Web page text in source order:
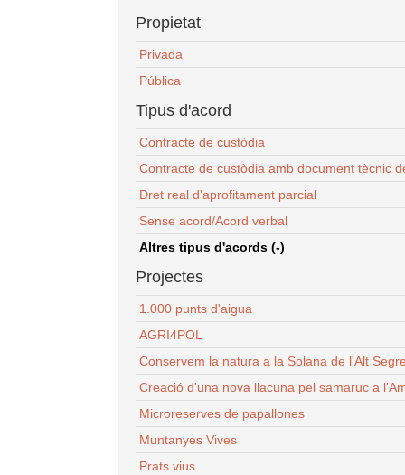
Propietat
Privada
Pública
Tipus d'acord
Contracte de custòdia
Contracte de custòdia amb document tècnic
Dret real d'aprofitament parcial
Sense acord/Acord verbal
Altres tipus d'acords (-)
Projectes
1.000 punts d'aigua
AGRI4POL
Conservem la natura a la Solana de l'Alt
Creació d'una nova llacuna pel samaruc a
Microreserves de papallones
Muntanyes Vives
Prats vius